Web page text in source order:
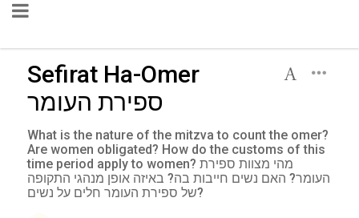
Sefirat Ha-Omer
ספירת העומר
What is the nature of the mitzva to count the omer?
Are women obligated? How do the customs of this
time period apply to women? מהי מצוות ספירת
העומר? האם נשים חייבות בה? באיזה אופן מנהגי התקופה
של ספירת העומר חלים על נשים?